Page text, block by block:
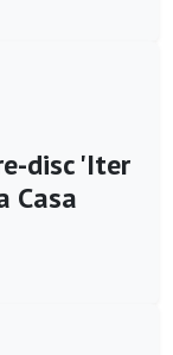
disc 'Iter
Casa